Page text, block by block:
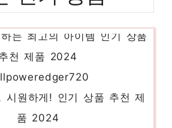
서버견적
는 최고의 아이템 인기 상품
시원하게! 인기 상품 추천 제